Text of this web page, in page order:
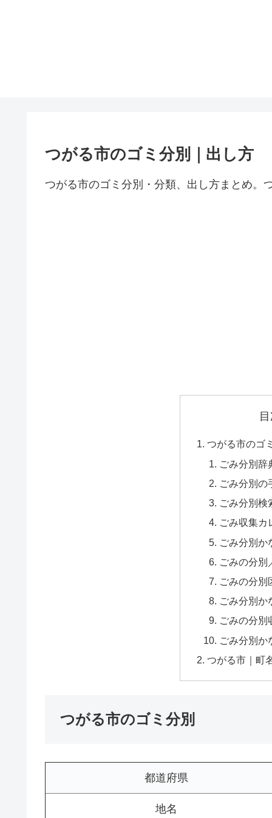
つがる市のゴミ分別｜出し方
つがる市のゴミ分別・分類、出し方まとめ。
つがる市のゴ
ごみ分別辞
ごみ分別の
ごみ分別検
ごみ収集カ
ごみ分別か
ごみの分別
ごみの分別
ごみ分別か
ごみの分別
ごみ分別か
つがる市｜町
つがる市のゴミ分別
都道府県
地名